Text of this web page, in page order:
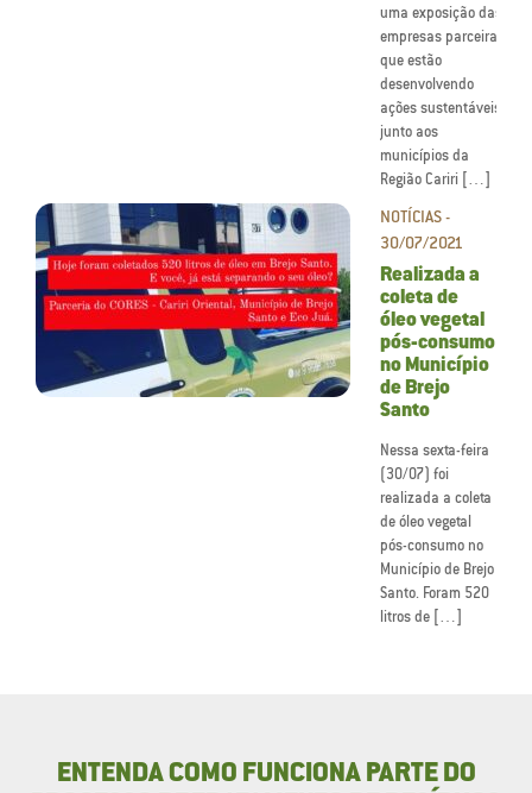
uma exposição das
empresas parceiras
que estão
desenvolvendo
ações sustentáveis
junto aos
municípios da
Região Cariri […]
NOTÍCIAS -
30/07/2021
Realizada a
coleta de
óleo vegetal
pós-consumo
no Município
de Brejo
Santo
Nessa sexta-feira
(30/07) foi
realizada a coleta
de óleo vegetal
pós-consumo no
Município de Brejo
Santo. Foram 520
litros de […]
ENTENDA COMO FUNCIONA PARTE DO